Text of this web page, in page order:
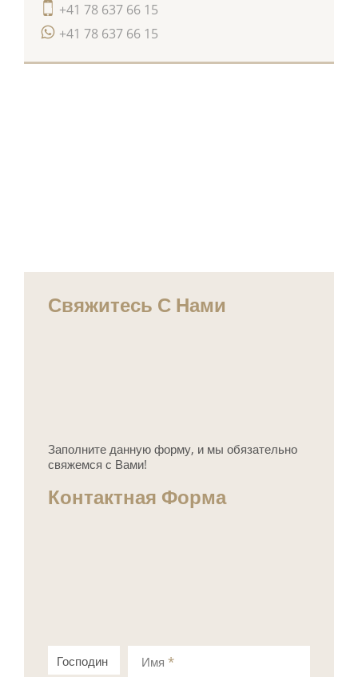
+41 78 637 66 15
+41 78 637 66 15
Свяжитесь С Нами
Заполните данную форму, и мы обязательно
свяжемся с Вами!
Контактная Форма
Господин Госпожа
Имя *